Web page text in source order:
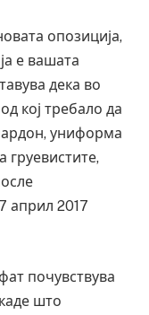
опозиција,
е вашата
дека во
кој требало да
униформа
груевистите,
април 2017
почувствува
што